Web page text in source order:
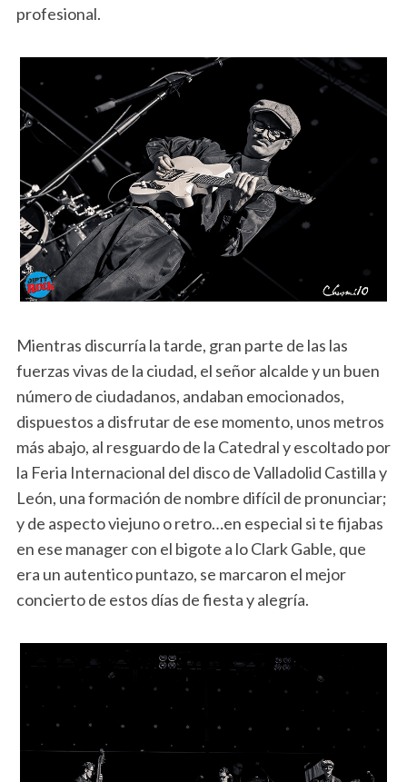
profesional.
Mientras discurría la tarde, gran parte de las las
fuerzas vivas de la ciudad, el señor alcalde y un buen
número de ciudadanos, andaban emocionados,
dispuestos a disfrutar de ese momento, unos metros
más abajo, al resguardo de la Catedral y escoltado por
la Feria Internacional del disco de Valladolid Castilla y
León, una formación de nombre difícil de pronunciar;
y de aspecto viejuno o retro…en especial si te fijabas
en ese manager con el bigote a lo Clark Gable, que
era un autentico puntazo, se marcaron el mejor
concierto de estos días de fiesta y alegría.